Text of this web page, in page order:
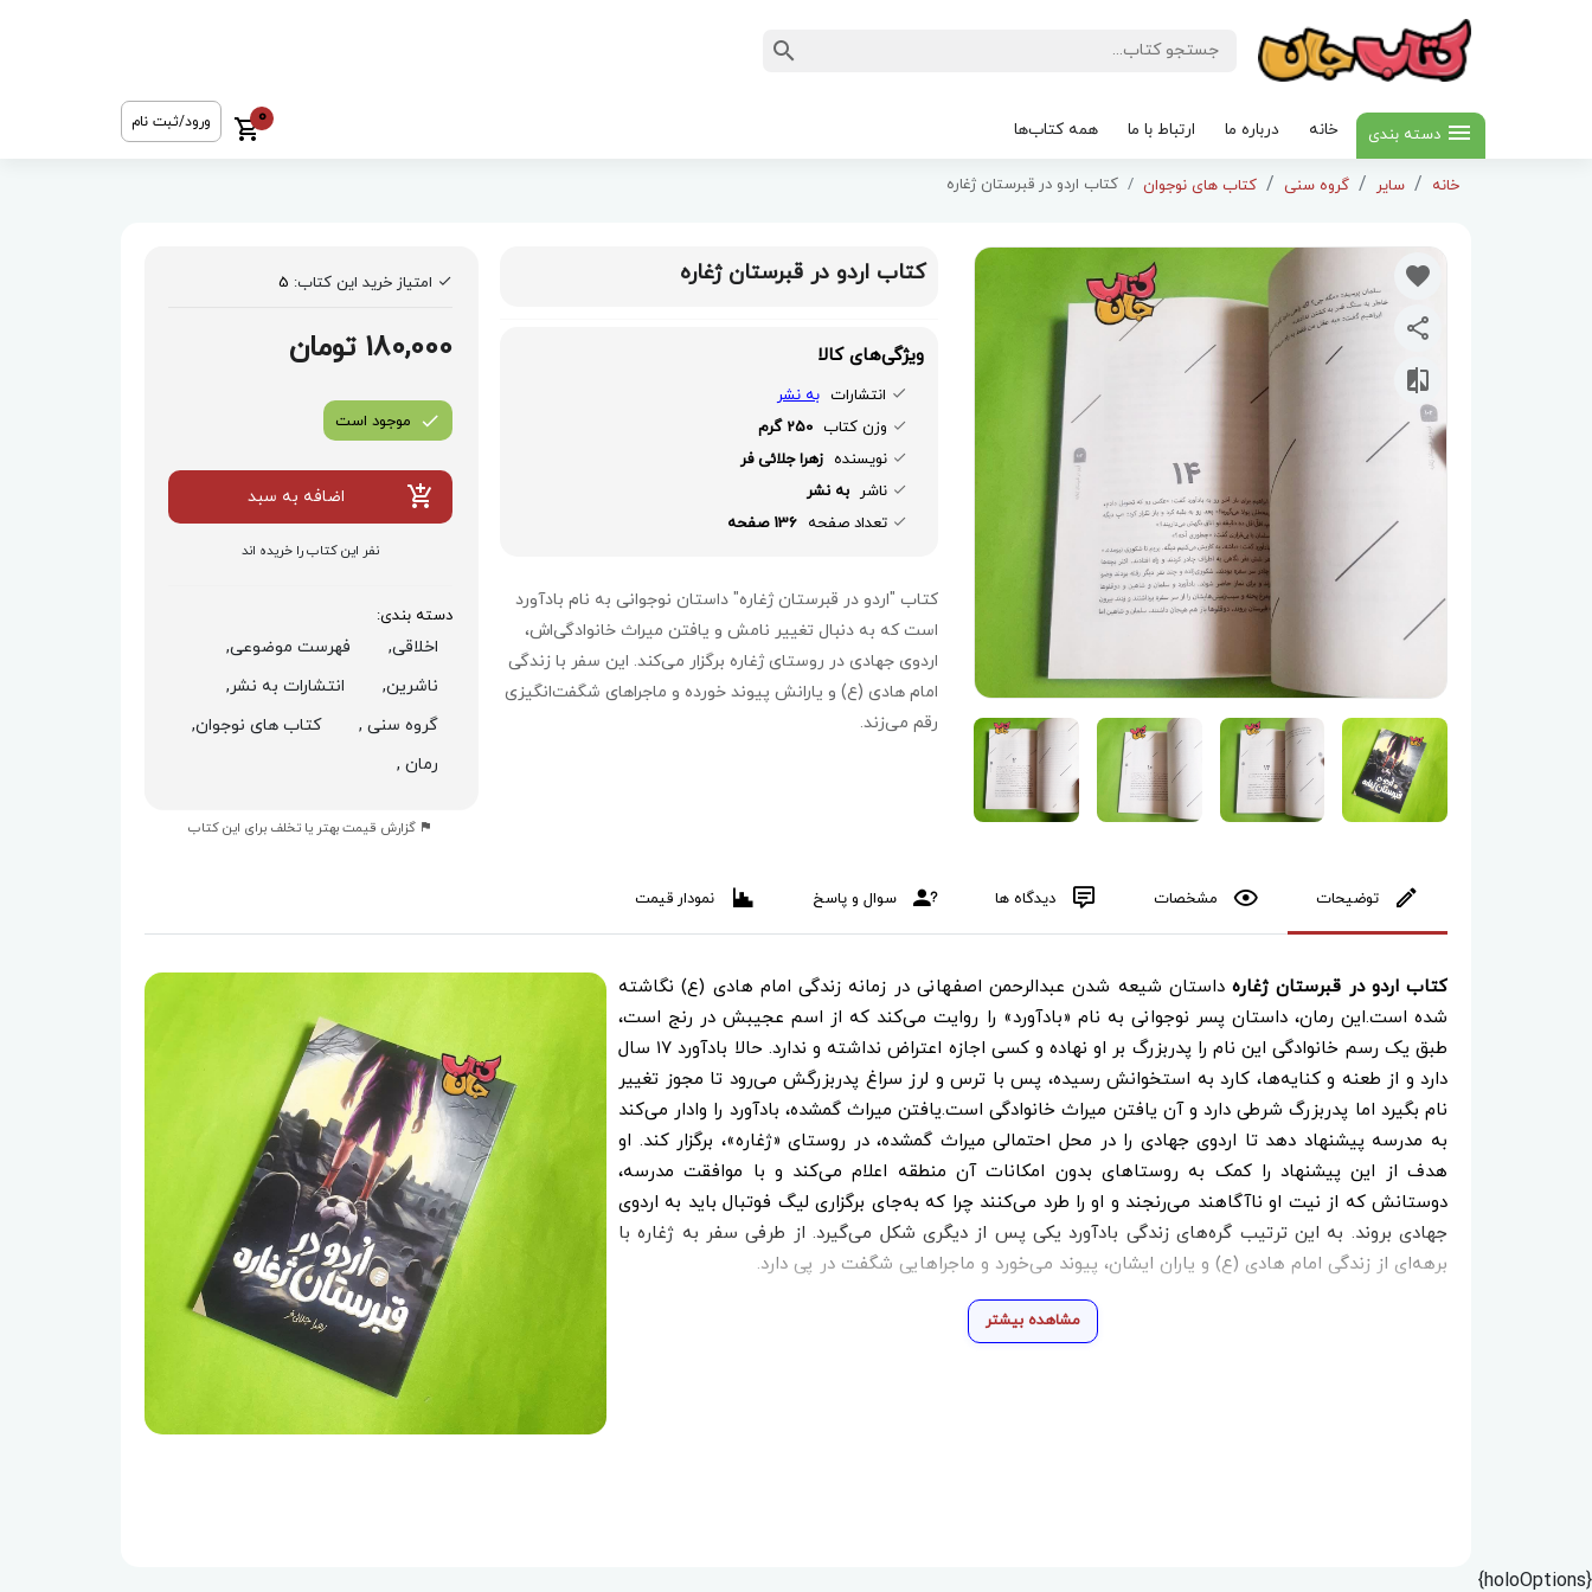
دسته بندی خانه درباره ما ارتباط با ما همه کتاب‌ها
0 ورود/ثبت نام
خانه سایر گروه سنی کتاب های نوجوان کتاب اردو در قبرستان ژغاره
کتاب اردو در قبرستان ژغاره
ویژگی‌های کالا
انتشارات به نشر
وزن کتاب 250 گرم
نویسنده زهرا جلائی فر
ناشر به نشر
تعداد صفحه 136 صفحه
کتاب "اردو در قبرستان ژغاره" داستان نوجوانی به نام بادآورد
است که به دنبال تغییر نامش و یافتن میراث خانوادگی‌اش،
اردوی جهادی در روستای ژغاره برگزار می‌کند. این سفر با زندگی
امام هادی (ع) و یارانش پیوند خورده و ماجراهای شگفت‌انگیزی
رقم می‌زند.
امتیاز خرید این کتاب: 5
180,000 تومان
موجود است
اضافه به سبد
نفر این کتاب را خریده اند
دسته بندی:
اخلاقی,
فهرست موضوعی,
ناشرین,
انتشارات به نشر,
گروه سنی ,
کتاب های نوجوان,
رمان ,
گزارش قیمت بهتر یا تخلف برای این کتاب
توضیحات مشخصات دیدگاه ها سوال و پاسخ نمودار قیمت
کتاب اردو در قبرستان ژغاره داستان شیعه شدن عبدالرحمن اصفهانی در زمانه زندگی امام هادی (ع) نگاشته
شده است.این رمان، داستان پسر نوجوانی به نام «بادآورد» را روایت می‌کند که از اسم عجیبش در رنج است،
طبق یک رسم خانوادگی این نام را پدربزرگ بر او نهاده و کسی اجازه اعتراض نداشته و ندارد. حالا بادآورد ۱۷ سال
دارد و از طعنه و کنایه‌ها، کارد به استخوانش رسیده، پس با ترس و لرز سراغ پدربزرگش می‌رود تا مجوز تغییر
نام بگیرد اما پدربزرگ شرطی دارد و آن یافتن میراث خانوادگی است.یافتن میراث گمشده، بادآورد را وادار می‌کند
به مدرسه پیشنهاد دهد تا اردوی جهادی را در محل احتمالی میراث گمشده، در روستای «ژغاره»، برگزار کند. او
هدف از این پیشنهاد را کمک به روستاهای بدون امکانات آن منطقه اعلام می‌کند و با موافقت مدرسه،
دوستانش که از نیت او ناآگاهند می‌رنجند و او را طرد می‌کنند چرا که به‌جای برگزاری لیگ فوتبال باید به اردوی
جهادی بروند. به این ترتیب گره‌های زندگی بادآورد یکی پس از دیگری شکل می‌گیرد. از طرفی سفر به ژغاره با
برهه‌ای از زندگی امام هادی (ع) و یاران ایشان، پیوند می‌خورد و ماجراهایی شگفت در پی دارد.
مشاهده بیشتر
{holoOptions}